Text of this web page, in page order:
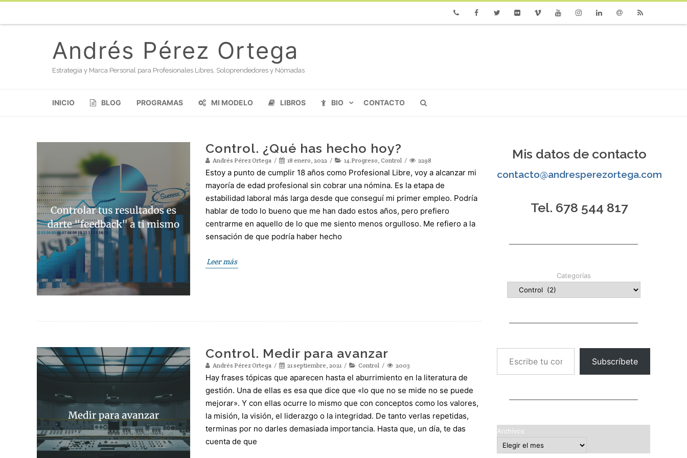
Andrés Pérez Ortega
Estrategia y Marca Personal para Profesionales Libres, Soloprendedores y Nómadas
INICIO BLOG PROGRAMAS MI MODELO LIBROS BIO CONTACTO
Control. ¿Qué has hecho hoy?
Andrés Pérez Ortega 18 enero, 2022 14.Progreso, Control 2298
Estoy a punto de cumplir 18 años como Profesional Libre, voy a alcanzar mi
mayoría de edad profesional sin cobrar una nómina. Es la etapa de
estabilidad laboral más larga desde que conseguí mi primer empleo. Podría
hablar de todo lo bueno que me han dado estos años, pero prefiero
centrarme en aquello de lo que me siento menos orgulloso. Me refiero a la
sensación de que podría haber hecho
Leer más
Control. Medir para avanzar
Andrés Pérez Ortega 21 septiembre, 2021 Control 2003
Hay frases tópicas que aparecen hasta el aburrimiento en la literatura de
gestión. Una de ellas es esa que dice que «lo que no se mide no se puede
mejorar». Y con ellas ocurre lo mismo que con conceptos como los valores,
la misión, la visión, el liderazgo o la integridad. De tanto verlas repetidas,
terminas por no darles demasiada importancia. Hasta que, un día, te das
cuenta de que
Mis datos de contacto
contacto@andresperezortega.com
Tel. 678 544 817
Categorías
Escribe tu correo electrónico…
Subscríbete
Archivos